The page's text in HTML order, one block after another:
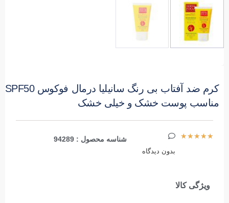
کرم ضد آفتاب بی رنگ سانیلیا درمال فوکوس SPF50
مناسب پوست خشک و خیلی خشک
★
★
★
★
★
بدون دیدگاه
شناسه محصول : 94289
ویژگی کالا